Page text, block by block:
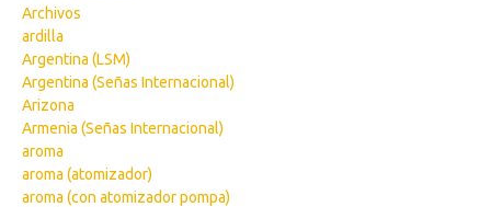
Archivos
ardilla
Argentina (LSM)
Argentina (Señas Internacional)
Arizona
Armenia (Señas Internacional)
aroma
aroma (atomizador)
aroma (con atomizador pompa)